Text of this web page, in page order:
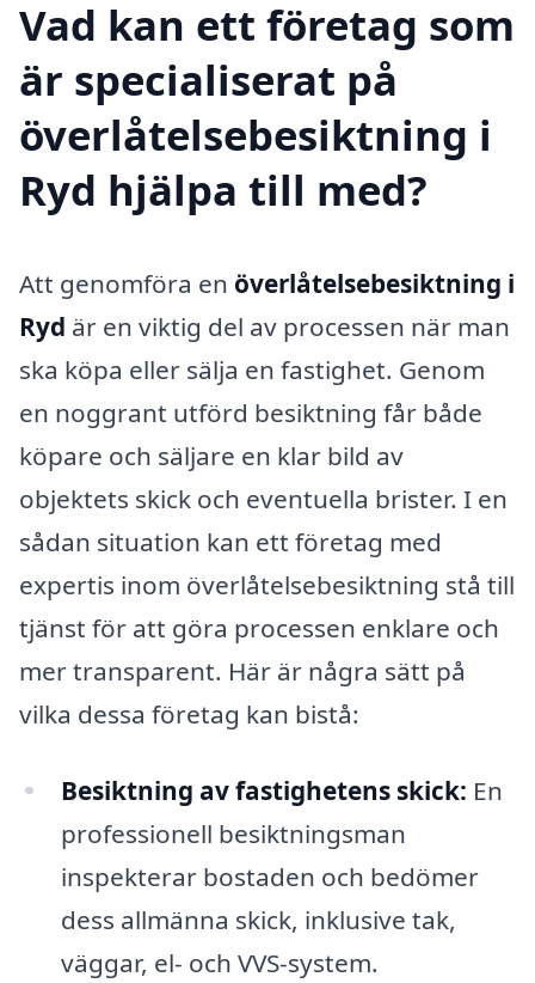
Vad kan ett företag som
är specialiserat på
överlåtelsebesiktning i
Ryd hjälpa till med?
Att genomföra en överlåtelsebesiktning i
Ryd är en viktig del av processen när man
ska köpa eller sälja en fastighet. Genom
en noggrant utförd besiktning får både
köpare och säljare en klar bild av
objektets skick och eventuella brister. I en
sådan situation kan ett företag med
expertis inom överlåtelsebesiktning stå till
tjänst för att göra processen enklare och
mer transparent. Här är några sätt på
vilka dessa företag kan bistå:
Besiktning av fastighetens skick: En
professionell besiktningsman
inspekterar bostaden och bedömer
dess allmänna skick, inklusive tak,
väggar, el- och VVS-system.